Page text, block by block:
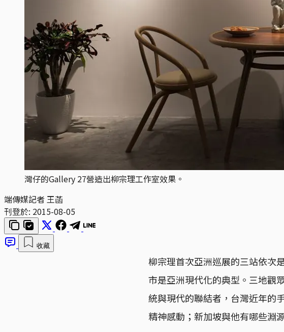
灣仔的Gallery 27營造出柳宗理工作室效果。
端傳媒記者 王菡
刊登於: 2015-08-05
收藏
柳宗理首次亞洲巡展的三站依次
市是亞洲現代化的典型。三地觀
統與現代的聯結者，台灣近年的
精神感動；新加坡與他有哪些淵